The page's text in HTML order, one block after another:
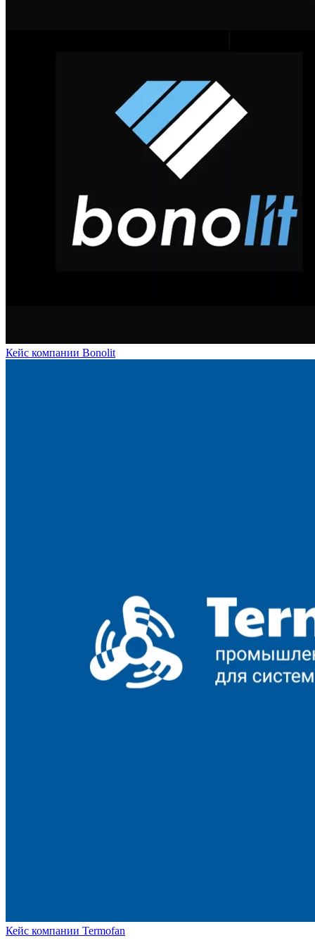
Кейс компании Bonolit
Кейс компании Termofan